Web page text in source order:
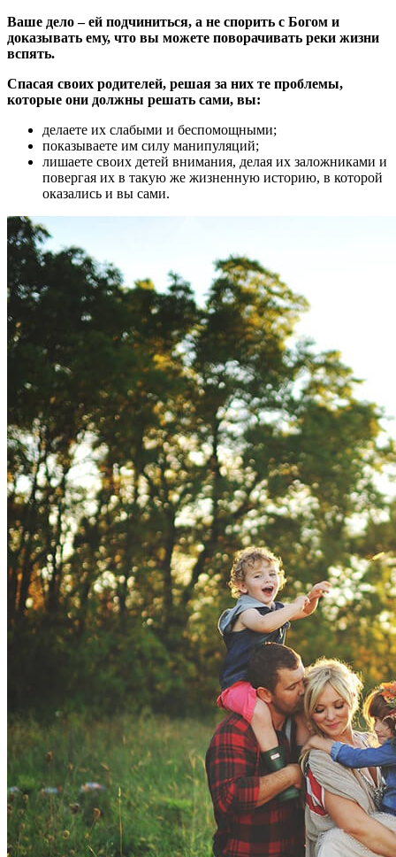
Ваше дело – ей подчиниться, а не спорить с Богом и
доказывать ему, что вы можете поворачивать реки жизни
вспять.
Спасая своих родителей, решая за них те проблемы,
которые они должны решать сами, вы:
делаете их слабыми и беспомощными;
показываете им силу манипуляций;
лишаете своих детей внимания, делая их заложниками и
повергая их в такую же жизненную историю, в которой
оказались и вы сами.